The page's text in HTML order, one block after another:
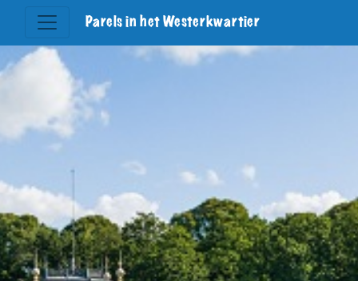
Parels in het Westerkwartier